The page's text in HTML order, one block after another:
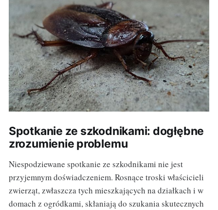
Spotkanie ze szkodnikami: dogłębne
zrozumienie problemu
Niespodziewane spotkanie ze szkodnikami nie jest
przyjemnym doświadczeniem. Rosnące troski właścicieli
zwierząt, zwłaszcza tych mieszkających na działkach i w
domach z ogródkami, skłaniają do szukania skutecznych